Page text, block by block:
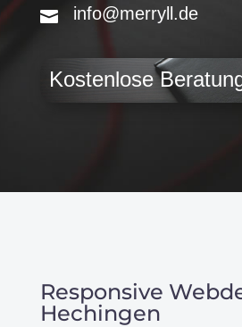
info@merryll.de
Kostenlose
Responsive
Hechingen